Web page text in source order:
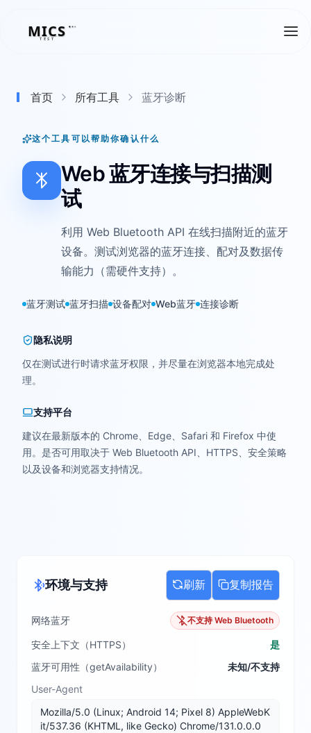
MICS
MICS
TEST
首页 所有工具 蓝牙诊断
这个工具可以帮助你确认什么
Web 蓝牙连接与扫描测
试
利用 Web Bluetooth API 在线扫描附近的蓝牙
设备。测试浏览器的蓝牙连接、配对及数据传
输能力（需硬件支持）。
蓝牙测试 蓝牙扫描 设备配对 Web蓝牙 连接诊断
隐私说明
仅在测试进行时请求蓝牙权限，并尽量在浏览器本地完成处
理。
支持平台
建议在最新版本的 Chrome、Edge、Safari 和 Firefox 中使
用。是否可用取决于 Web Bluetooth API、HTTPS、安全策略
以及设备和浏览器支持情况。
环境与支持 刷新 复制报告
网络蓝牙 不支持 Web Bluetooth
安全上下文（HTTPS）
是
蓝牙可用性（getAvailability）
未知/不支持
User-Agent
Mozilla/5.0 (Linux; Android 14; Pixel 8) AppleWebK
it/537.36 (KHTML, like Gecko) Chrome/131.0.0.0